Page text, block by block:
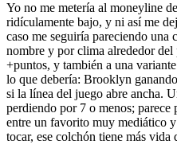
Yo no me metería al moneyline
ridículamente bajo, y ni así me
caso me seguiría pareciendo
nombre y por clima alrededor
+puntos, y también a una
lo que debería: Brooklyn
si la línea del juego abre ancha.
perdiendo por 7 o menos;
entre un favorito muy mediático
tocar, ese colchón tiene más vida